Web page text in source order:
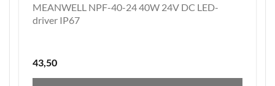
MEANWELL NPF-40-24 40W 24V DC LED-
driver IP67
43,50